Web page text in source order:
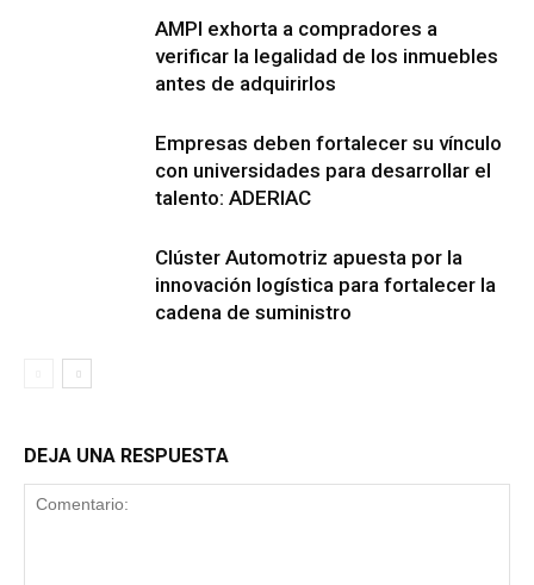
AMPI exhorta a compradores a
verificar la legalidad de los inmuebles
antes de adquirirlos
Empresas deben fortalecer su vínculo
con universidades para desarrollar el
talento: ADERIAC
Clúster Automotriz apuesta por la
innovación logística para fortalecer la
cadena de suministro
DEJA UNA RESPUESTA